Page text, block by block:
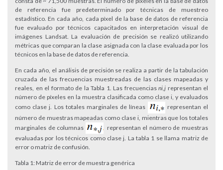
de referencia fue predeterminado por técnicas de muestreo
estadístico. En cada año, cada píxel de la base de datos de referencia
fue evaluado por técnicos capacitados en interpretación visual de
imágenes Landsat. La evaluación de precisión se realizó utilizando
métricas que comparan la clase asignada con la clase evaluada por los
técnicos en la base de datos de referencia.
En cada año, el análisis de precisión se realiza a partir de la tabulación
cruzada de las frecuencias muestreadas de las clases mapeadas y
reales, en el formato de la Tabla 1. Las frecuencias ni,j representan el
número de píxeles en la muestra clasificada como clase i, y evaluados
como clase j. Los totales marginales de líneas
representan el
número de muestras mapeadas como clase i, mientras que los totales
marginales de columnas
representan el número de muestras
evaluadas por los técnicos como clase j. La tabla 1 se llama matriz de
error o matriz de confusión.
Tabla 1: Matriz de error de muestra genérica